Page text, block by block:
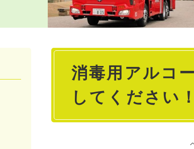
本
消毒用アルコ
してください！